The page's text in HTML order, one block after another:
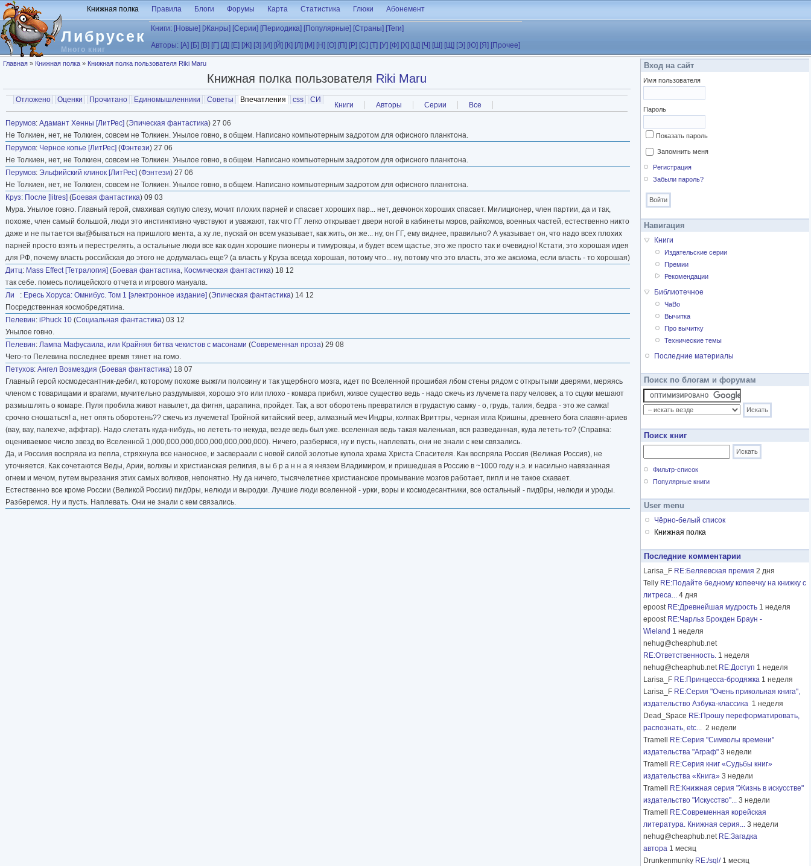
Перейти к основному содержанию
Либрусек
Много книг
Книжная полка Правила Блоги Форумы Карта Статистика Глюки Абонемент
Книги: [Новые] [Жанры] [Серии] [Периодика] [Популярные] [Страны] [Теги]
Авторы: [А] [Б] [В] [Г] [Д] [Е] [Ж] [З] [И] [Й] [К] [Л] [М] [Н] [О] [П] [Р] [С] [Т] [У] [Ф] [Х] [Ц] [Ч] [Ш] [Щ] [Э] [Ю] [Я] [Прочее]
Вы здесь
Главная » Книжная полка » Книжная полка пользователя Riki Maru
Книжная полка пользователя Riki Maru
Главные вкладки
Отложено Оценки Прочитано Единомышленники Советы Впечатления (активная вкладка)
css СИ
Вторичные вкладки Книги Авторы Серии Все
Перумов: Адамант Хенны [ЛитРес] (Эпическая фантастика) 27 06
Не Толкиен, нет, не Толкиен, совсем не Толкиен. Унылое говно, в общем. Написано компьютерным задротом для офисного планктона.
Перумов: Черное копье [ЛитРес] (Фэнтези) 27 06
Не Толкиен, нет, не Толкиен, совсем не Толкиен. Унылое говно, в общем. Написано компьютерным задротом для офисного планктона.
Перумов: Эльфийский клинок [ЛитРес] (Фэнтези) 27 06
Не Толкиен, нет, не Толкиен, совсем не Толкиен. Унылое говно, в общем. Написано компьютерным задротом для офисного планктона.
Круз: После [litres] (Боевая фантастика) 09 03
Мура. Унылое говно. Главный герой, смахивая скупую слезу, мочит плохих парней и спасает хороших пар... нет, девчонок хороших спасает. Милиционер, член партии, да и так,
похоже, член самый большой, люди это инстинктивно чувствуют и уважают, так что ГГ легко открывает двери ногой в кабинеты мэров, райкомов, военных частей, естественно никто
даже и не пытается вы@бываться на пришлого мента, а ху ле, пускай он всем указывает, как жить, он же... ну, он ГГ, ему виднее, правильно? А указывает он, что надо всех плохих
парней просто взять и перестрелять, а остальные люди все как один хорошие пионеры и тимуровцы, и будет всем щастье, это же просто так и очевидно! Кстати, это хорошая идея
для РФ, почему власть российская до этого не додумалась еще? (а власть у Круза всегда хорошая, потому что... ну, потому что это власть, это же аксиома, если власть - то хорошая)
Дитц: Mass Effect [Тетралогия] (Боевая фантастика, Космическая фантастика) 18 12
так себе. помесь полицейского отчета и игрового мануала.
Ли : Ересь Хоруса: Омнибус. Том 1 [электронное издание] (Эпическая фантастика) 14 12
Посредственная космобредятина.
Пелевин: iPhuck 10 (Социальная фантастика) 03 12
Унылое говно.
Пелевин: Лампа Мафусаила, или Крайняя битва чекистов с масонами (Современная проза) 29 08
Чего-то Пелевина последнее время тянет на гомо.
Петухов: Ангел Возмездия (Боевая фантастика) 18 07
Главный герой космодесантник-дебил, которому похоже выжгли половину и так ущербного мозга, идет по Вселенной прошибая лбом стены рядом с открытыми дверями, меряясь
членом с товарищами и врагами, мучительно раздумывая, хорошо это или плохо - комара прибил, живое существо ведь - надо сжечь из лучемета пару человек, а то сцуки мешают
размышлять о комаре. Пуля пробила живот навылет, да фигня, царапина, пройдет. Так, а вот оборотень превратился в грудастую самку - о, грудь, талия, бедра - это же самка!
срочно сношаться! а, нет опять оборотень?? сжечь из лучемета! Тройной китайский веер, алмазный меч Индры, колпак Вриттры, черная игла Кришны, древнего бога славян-ариев
(вау, вау, палехче, аффтар). Надо слетать куда-нибудь, но лететь-то некуда, везде ведь был уже. вселенная ведь такая маленькая, вся разведанная, куда лететь-то? (Справка:
оцениваемое число звезд во Вселенной 1,000,000,000,000,000,000,000,000). Ничего, разбермся, ну и пусть, наплевать, они не знали с кем связались.
Да, и Россиия воспряла из пепла, стряхнула все наносное, и засвераали с новой силой золотые купола храма Христа Спасителя. Как воспряла Россия (Великая Россия), не
уточняется. Как сочетаются Веды, Арии, волхвы и христианская религия, в ы б р а н н а я князем Владимиром, и пришедшая в Россию в ~1000 году н.э. и насильно навязанная
огнем и мечом, путем вырезания этих самых волхвов, непонятно. Ну да ничего, тысячелетнее христианское промывание мозгов работает, пипл и не такое схавает.
Естественно все кроме России (Великой России) пид0ры, нелюди и выродки. Лучшие люди вселенной - урки, воры и космодесантники, все остальный - пид0ры, нелюди и уроды.
Разберемся. Ну и пусть. Наплевать. Они не знали с кем связались.
Вход на сайт
Имя пользователя
Пароль
Показать пароль
Запомнить меня
Регистрация
Забыли пароль?
Навигация
Книги
Издательские серии
Премии
Рекомендации
Библиотечное
ЧаВо
Вычитка
Про вычитку
Технические темы
Последние материалы
Поиск по блогам и форумам
Поиск книг
Фильтр-список
Популярные книги
User menu
Чёрно-белый список
Книжная полка
Последние комментарии
Larisa_F RE:Беляевская премия 2 дня
Telly RE:Подайте бедному копеечку на книжку с
литреса... 4 дня
epoost RE:Древнейшая мудрость 1 неделя
epoost RE:Чарльз Брокден Браун -
Wieland 1 неделя
nehug@cheaphub.net
RE:Ответственность. 1 неделя
nehug@cheaphub.net RE:Доступ 1 неделя
Larisa_F RE:Принцесса-бродяжка 1 неделя
Larisa_F RE:Серия "Очень прикольная книга",
издательство Азбука-классика 1 неделя
Dead_Space RE:Прошу переформатировать,
распознать, etc... 2 недели
Tramell
RE:Серия "Символы времени"
издательства "Аграф" 3 недели
Tramell
RE:Серия книг «Судьбы книг»
издательства «Книга» 3 недели
Tramell
RE:Книжная серия "Жизнь в искусстве"
издательство "Искусство"... 3 недели
Tramell
RE:Современная корейская
литература. Книжная серия... 3 недели
nehug@cheaphub.net RE:Загадка
автора 1 месяц
Drunkenmunky RE:/sql/ 1 месяц